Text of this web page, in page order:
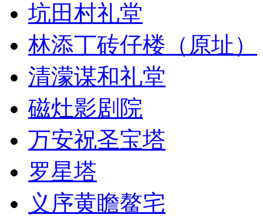
坑田村礼堂
林添丁砖仔楼（原址）
清濛谋和礼堂
磁灶影剧院
万安祝圣宝塔
罗星塔
义序黄瞻鳌宅